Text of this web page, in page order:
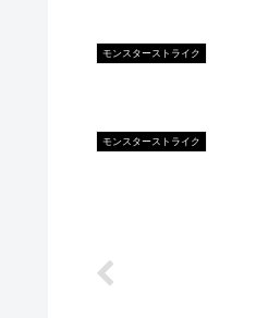
モンスターストライク
モンスターストライク